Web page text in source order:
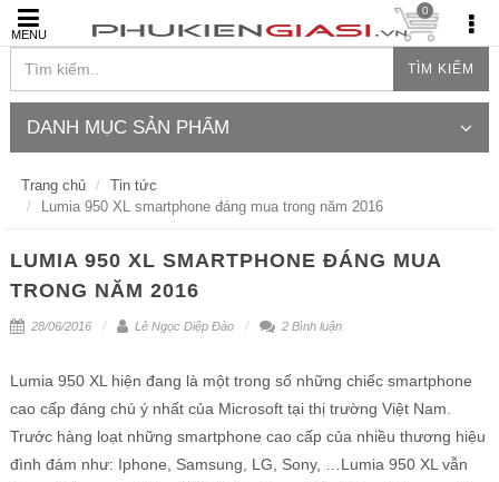
MENU
TÌM KIẾM
0
DANH MỤC SẢN PHẨM
Trang chủ
Tin tức
Lumia 950 XL smartphone đáng mua trong năm 2016
LUMIA 950 XL SMARTPHONE ĐÁNG MUA
TRONG NĂM 2016
28/06/2016 Lê Ngọc Diệp Đào 2 Bình luận
Lumia 950 XL hiện đang là một trong số những chiếc smartphone
cao cấp đáng chú ý nhất của Microsoft tại thị trường Việt Nam.
Trước hàng loạt những smartphone cao cấp của nhiều thương hiệu
đình đám như: Iphone, Samsung, LG, Sony, …Lumia 950 XL vẫn